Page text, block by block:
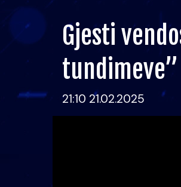
Gjesti
tundimeve”
21:10 21.02.2025